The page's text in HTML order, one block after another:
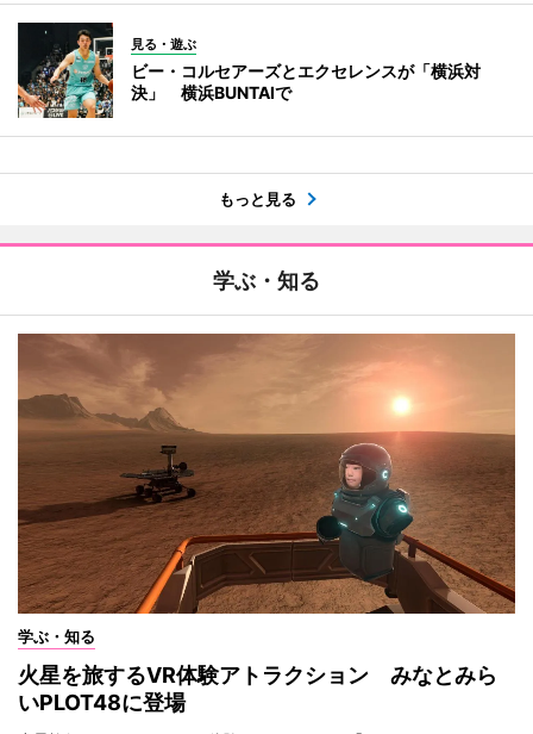
見る・遊ぶ
ビー・コルセアーズとエクセレンスが「横浜対
決」 横浜BUNTAIで
もっと見る
学ぶ・知る
学ぶ・知る
火星を旅するVR体験アトラクション みなとみら
いPLOT48に登場